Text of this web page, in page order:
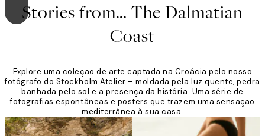
Stories from… The Dalmatian
Coast
Explore uma coleção de arte captada na Croácia pelo nosso
fotógrafo do Stockholm Atelier – moldada pela luz quente, pedra
banhada pelo sol e a presença da história. Uma série de
fotografias espontâneas e posters que trazem uma sensação
mediterrânea à sua casa.